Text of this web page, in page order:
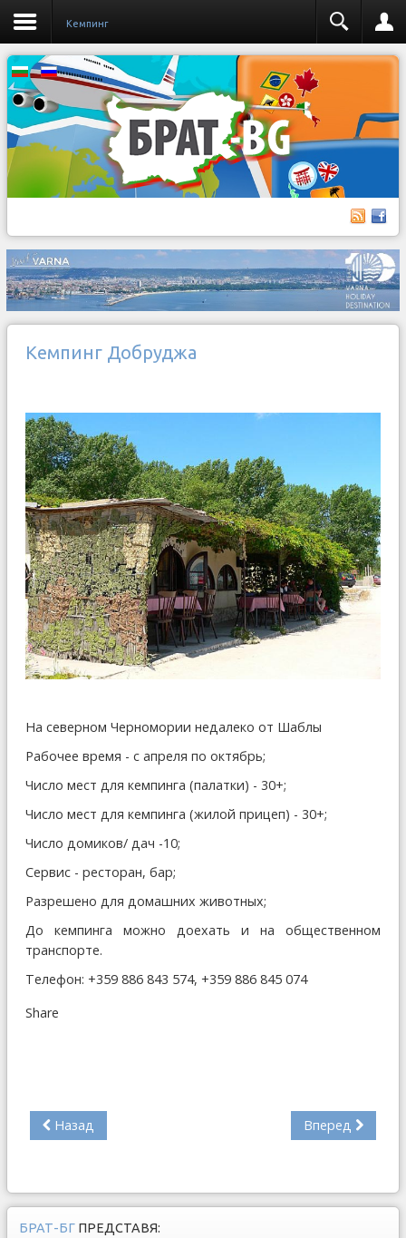
Кемпинг
Кемпинг Добруджа
На северном Черномории недалеко от Шаблы
Рабочее время - с апреля по октябрь;
Число мест для кемпинга (палатки) - 30+;
Число мест для кемпинга (жилой прицеп) - 30+;
Число домиков/ дач -10;
Сервис - ресторан, бар;
Разрешено для домашних животных;
До кемпинга можно доехать и на общественном
транспорте.
Телефон: +359 886 843 574, +359 886 845 074
Share
Назад Вперед
БРАТ-БГ ПРЕДСТАВЯ: